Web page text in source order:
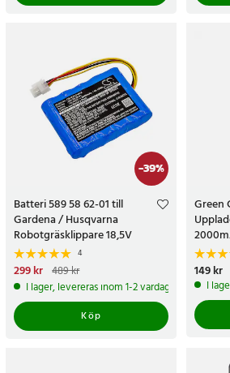
-39%
Batteri 589 58 62-01 till
Gardena / Husqvarna
Robotgräsklippare 18,5V
2600mAh
4
Nuvarande pris
pris:489 kr
299 kr 489 kr
I lager, levereras inom 1-2 vardagar
Köp
Green
Pris:
149 kr
I